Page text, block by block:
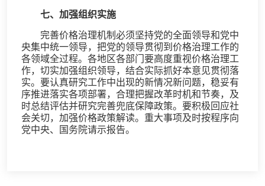
七、加强组织实施
完善价格治理机制必须坚持党的全面领导和党中
央集中统一领导，把党的领导贯彻到价格治理工作的
各领域全过程。各地区各部门要高度重视价格治理工
作，切实加强组织领导，结合实际抓好本意见贯彻落
实。要认真研究工作中出现的新情况新问题，稳妥有
序推进落实各项部署，合理把握改革时机和节奏，及
时总结评估并研究完善兜底保障政策。要积极回应社
会关切，加强价格政策解读。重大事项及时按程序向
党中央、国务院请示报告。